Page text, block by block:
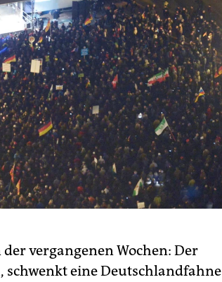
vergangenen Wochen: Der
eine Deutschlandfahne